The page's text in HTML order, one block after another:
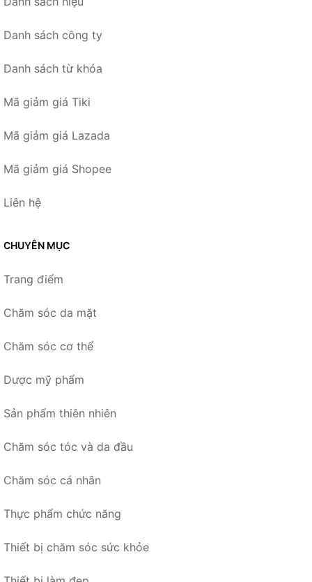
Danh sách công ty
Danh sách từ khóa
Mã giảm giá Tiki
Mã giảm giá Lazada
Mã giảm giá Shopee
Liên hệ
CHUYÊN MỤC
Trang điểm
Chăm sóc da mặt
Chăm sóc cơ thể
Dược mỹ phẩm
Sản phẩm thiên nhiên
Chăm sóc tóc và da đầu
Chăm sóc cá nhân
Thực phẩm chức năng
Thiết bị chăm sóc sức khỏe